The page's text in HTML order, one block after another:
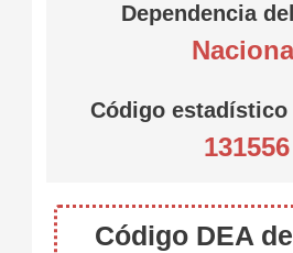
Dependencia
Código estadístico
131556
Código DEA